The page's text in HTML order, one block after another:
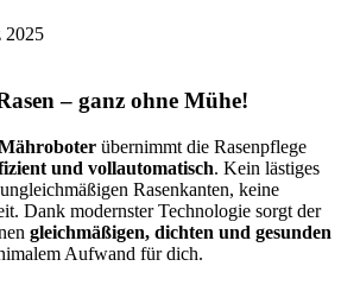
2025
– ganz ohne Mühe!
übernimmt die Rasenpflege
und vollautomatisch. Kein lästiges
Rasenkanten, keine
Dank modernster Technologie sorgt der
gleichmäßigen, dichten und gesunden
Aufwand für dich.